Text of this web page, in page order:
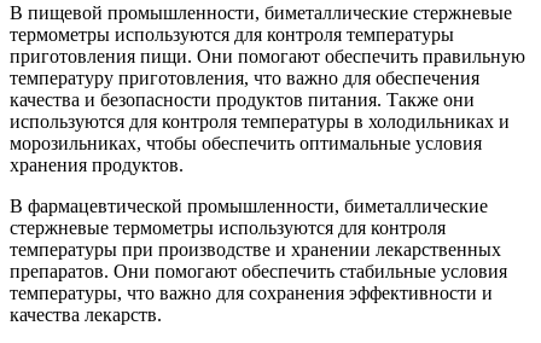
В пищевой промышленности, биметаллические стержневые
термометры используются для контроля температуры
приготовления пищи. Они помогают обеспечить правильную
температуру приготовления, что важно для обеспечения
качества и безопасности продуктов питания. Также они
используются для контроля температуры в холодильниках и
морозильниках, чтобы обеспечить оптимальные условия
хранения продуктов.
В фармацевтической промышленности, биметаллические
стержневые термометры используются для контроля
температуры при производстве и хранении лекарственных
препаратов. Они помогают обеспечить стабильные условия
температуры, что важно для сохранения эффективности и
качества лекарств.